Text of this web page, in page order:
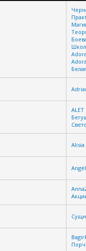
ALET
Alisia